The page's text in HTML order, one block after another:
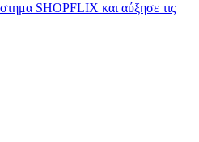
SHOPFLIX και αύξησε τις